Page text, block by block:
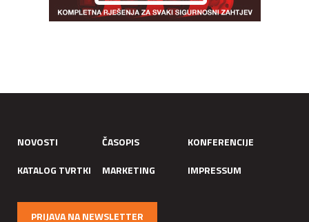
NOVOSTI ČASOPIS
KONFERENCIJE
KATALOG TVRTKI
MARKETING IMPRESSUM
PRIJAVA NA NEWSLETTER